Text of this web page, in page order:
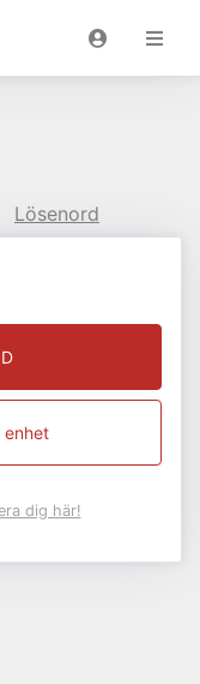
Lösenord
enhet
dig här!